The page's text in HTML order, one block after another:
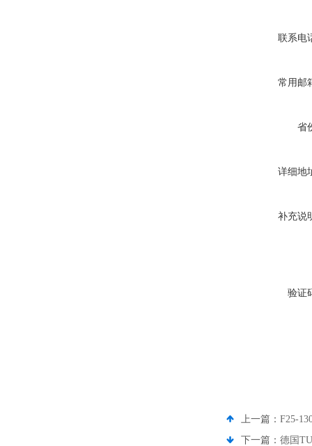
联系电
常用邮
省
详细地
补充说
验证
上一篇： F25-
下一篇： 德国